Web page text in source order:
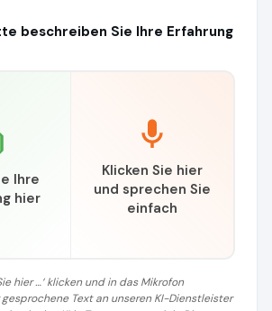
beschreiben Sie Ihre Erfahrung
Ihre
hier
Klicken Sie hier
und sprechen Sie
einfach
hier …‘ klicken und in das Mikrofon
Text an unseren KI-Dienstleister